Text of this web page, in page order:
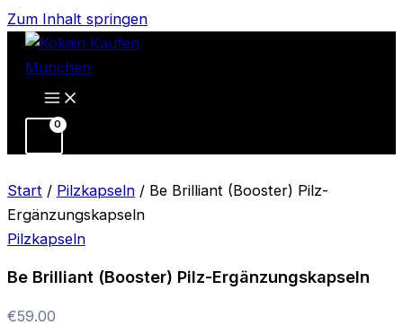
Zum Inhalt springen
Start / Pilzkapseln / Be Brilliant (Booster) Pilz-
Ergänzungskapseln
Pilzkapseln
Be Brilliant (Booster) Pilz-Ergänzungskapseln
€59.00